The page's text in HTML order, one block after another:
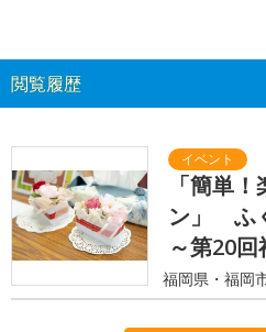
閲覧履歴
「簡単
ン」 ふ
～第20
福岡県・福岡